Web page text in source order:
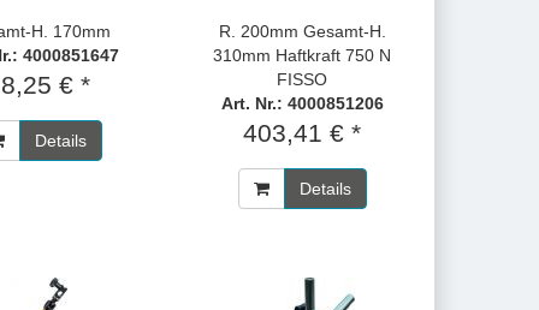
H. 170mm
4000851647
€ *
Details
R. 200mm Gesamt-H.
310mm Haftkraft 750 N
FISSO
Art. Nr.: 4000851206
403,41 € *
Details